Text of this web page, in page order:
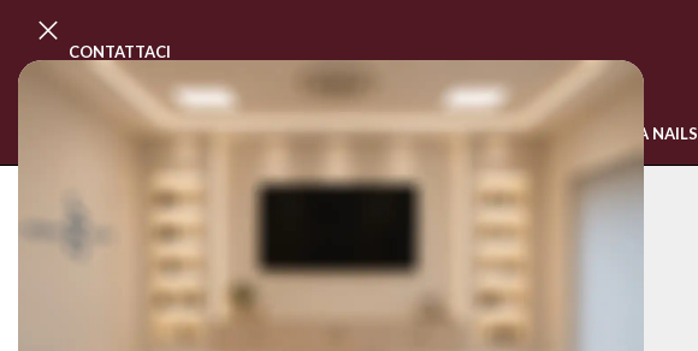
CONTATTACI
PROGRAMMA MASTER CLASSCORSI ONLINE LINEA NAILS